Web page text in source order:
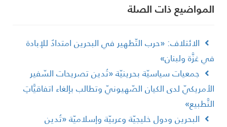
ذات الصلة
الائتلاف: «حرب التّطهير في البحرين امتدادٌ للإبادة
غزَّة ولبنان»
جمعيات سياسيّة بحرينيّة «تُدين تصريحات السّفير
لدى الكيان الصّهيونيّ وتطالب بإلغاء اتفاقيَّاتِ
البحرين ودول خليجيّة وعربيّة وإسلاميّة «تُدين